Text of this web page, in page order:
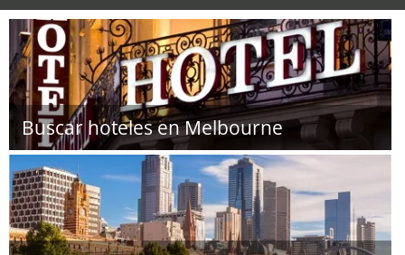
Buscar hoteles en Melbourne